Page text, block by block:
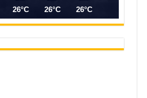
26°C
26°C
26°C